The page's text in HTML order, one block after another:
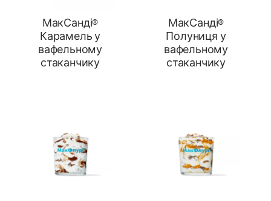
МакСанді®
Карамель у
вафельному
стаканчику
МакСанді®
Полуниця у
вафельному
стаканчику